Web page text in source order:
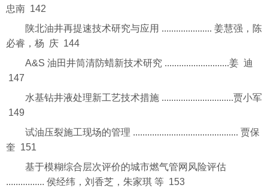
忠南 142
陕北油井再提速技术研究与应用 ..................... 姜慧强，陈
必睿，杨 庆 144
A&S 油田井筒清防蜡新技术研究 ...........................姜 迪
147
水基钻井液处理新工艺技术措施 ..............................贾小军
149
试油压裂施工现场的管理 ............................................ 贾保
奎 151
基于模糊综合层次评价的城市燃气管网风险评估
................ 侯经纬，刘香芝，朱家琪 等 153